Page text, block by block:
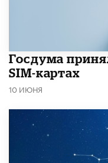
Госдума
SIM-картах
10 ИЮНЯ